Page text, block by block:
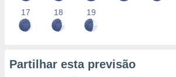
17 18 19
Partilhar esta previsão